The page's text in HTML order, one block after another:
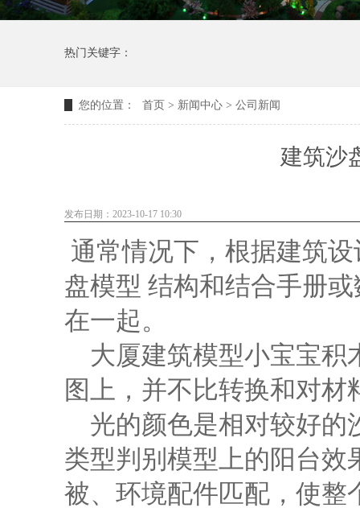
热门关键字：
您的位置： 首页 > 新闻中心 > 公司新闻
建筑沙
发布日期：2023-10-17 10:30
通常情况下，根据建筑
盘模型 结构和结合手册
在一起。
大厦建筑模型小宝宝积
图上，并不比转换和对
光的颜色是相对较好的
类型判别模型上的阳台效
被、环境配件匹配，使整